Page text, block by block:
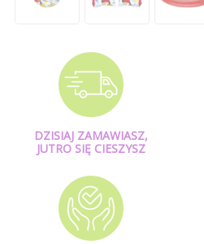
DZISIAJ ZAMAWIASZ,
JUTRO SIĘ CIESZYSZ